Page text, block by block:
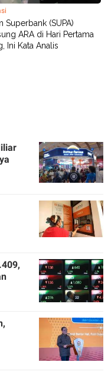
Superbank (SUPA)
ARA di Hari Pertama
Ini Kata Analis